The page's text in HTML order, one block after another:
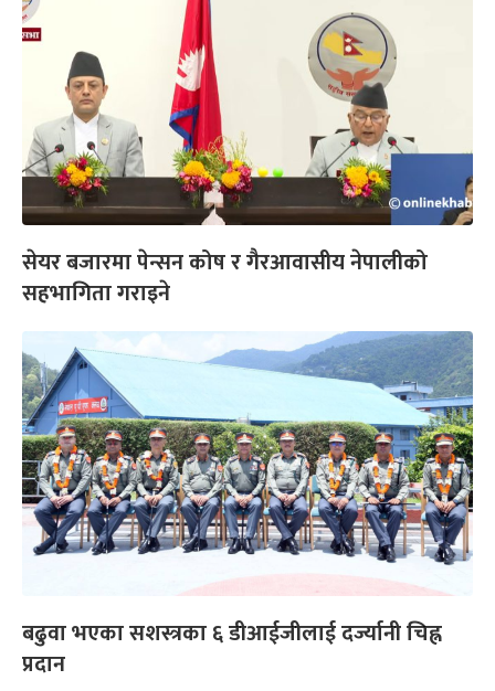
सेयर बजारमा पेन्सन कोष र गैरआवासीय नेपालीको
सहभागिता गराइने
बढुवा भएका सशस्त्रका ६ डीआईजीलाई दर्ज्यानी चिह्न
प्रदान